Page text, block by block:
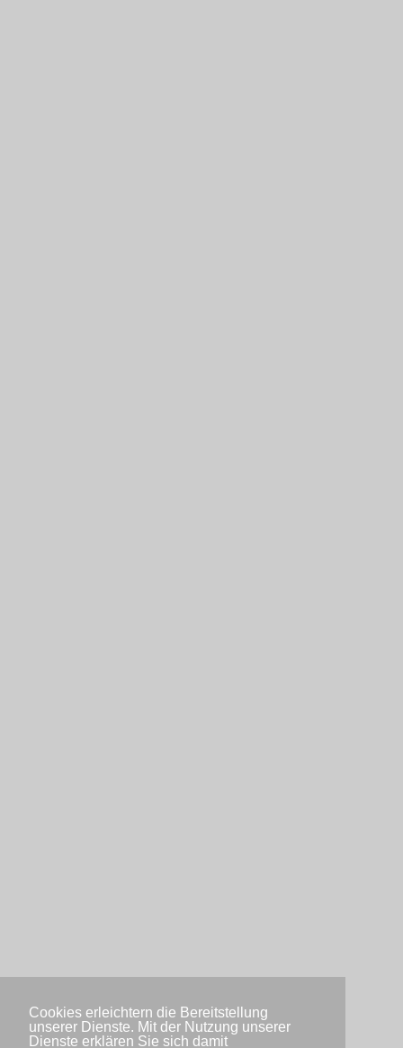
Cookies erleichtern die Bereitstellung
unserer Dienste. Mit der Nutzung unserer
Dienste erklären Sie sich damit